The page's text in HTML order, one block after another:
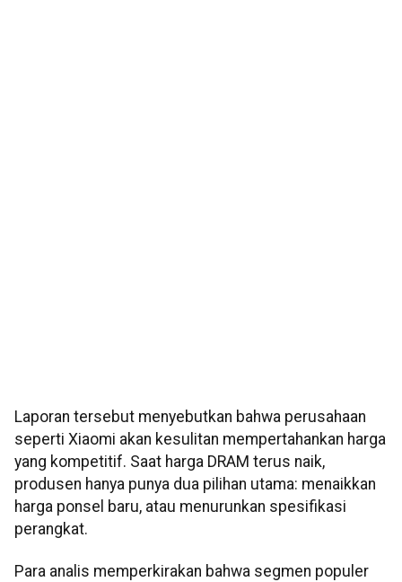
Laporan tersebut menyebutkan bahwa perusahaan
seperti Xiaomi akan kesulitan mempertahankan harga
yang kompetitif. Saat harga DRAM terus naik,
produsen hanya punya dua pilihan utama: menaikkan
harga ponsel baru, atau menurunkan spesifikasi
perangkat.
Para analis memperkirakan bahwa segmen populer